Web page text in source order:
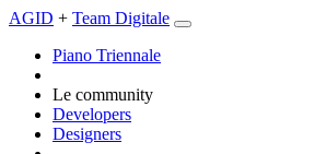
AGID + Team Digitale
Piano Triennale
Le community
Developers
Designers